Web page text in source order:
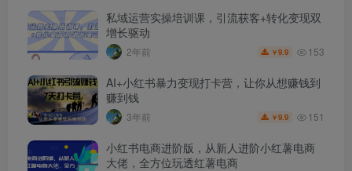
私域运营实操培训课，引流获客+转化变现双
增长驱动
2年前 ￥9.9 153
AI+小红书暴力变现打卡营，让你从想赚钱到
赚到钱
3年前 ￥9.9 151
小红书电商进阶版，从新人进阶小红薯电商
大佬，全方位玩透红薯电商